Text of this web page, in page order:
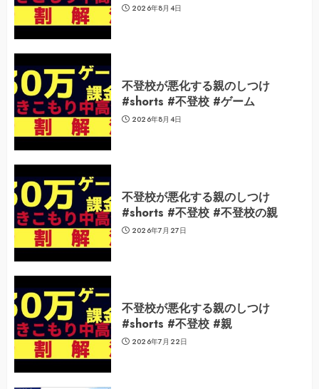
2026年8月4日
不登校が悪化する親のしつけ
#shorts #不登校 #ゲーム
2026年8月4日
不登校が悪化する親のしつけ
#shorts #不登校 #不登校の親
2026年7月27日
不登校が悪化する親のしつけ
#shorts #不登校 #親
2026年7月22日